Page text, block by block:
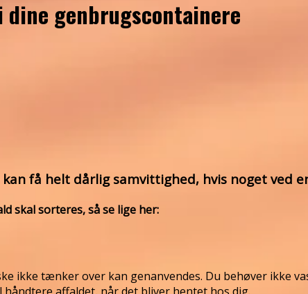
genbrugscontainere
få helt dårlig samvittighed, hvis noget ved
skal sorteres, så se lige her:
ikke tænker over kan genanvendes. Du behøver ikke